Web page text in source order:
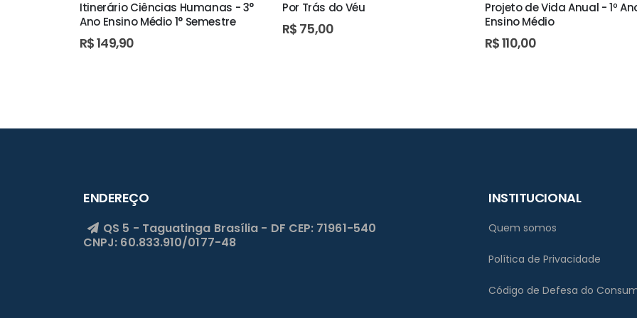
Itinerário Ciências Humanas - 3°
Ano Ensino Médio 1° Semestre
R$149,90
Por Trás do Véu
R$ 75,00
Projeto de Vida Anual - 1º
Ensino Médio
R$110,00
ENDEREÇO
QS 5 - Taguatinga Brasília - DF CEP: 71961-540
CNPJ: 60.833.910/0177-48
INSTITUCIONAL
Quem somos
Política de Privacidade
Código de Defesa do